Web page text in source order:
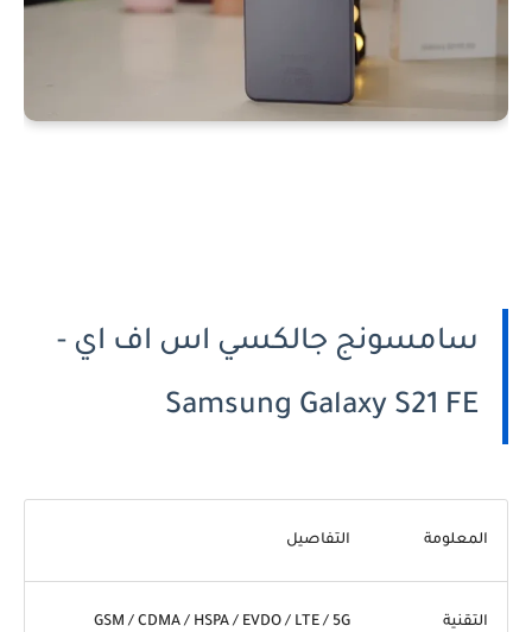
سامسونج جالكسي اس اف اي -
Samsung Galaxy S21 FE
المعلومة التفاصيل
التقنية GSM / CDMA / HSPA / EVDO / LTE / 5G